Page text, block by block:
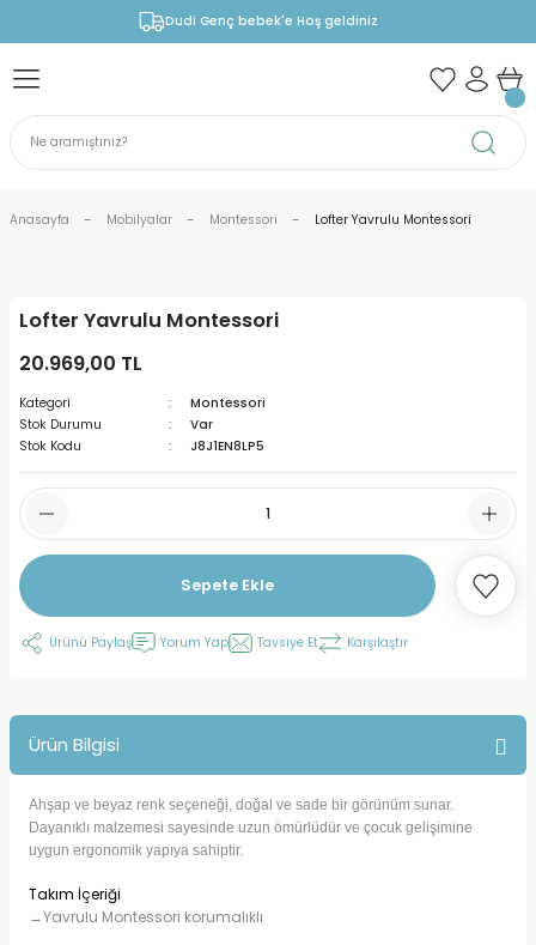
Dudi Genç bebek'e Hoş geldiniz
Anasayfa Mobilyalar Montessori Lofter Yavrulu Montessori
Lofter Yavrulu Montessori
20.969,00 TL
Kategori
Montessori
Stok Durumu
Var
Stok Kodu
J8J1EN8LP5
Sepete Ekle
Ürünü Paylaş Yorum Yap Tavsiye Et Karşılaştır
Ürün Bilgisi
Ahşap ve beyaz renk seçeneği, doğal ve sade bir görünüm sunar.
Dayanıklı malzemesi sayesinde uzun ömürlüdür ve çocuk gelişimine
uygun ergonomik yapıya sahiptir.
Takım İçeriği
→Yavrulu Montessori korumalıklı